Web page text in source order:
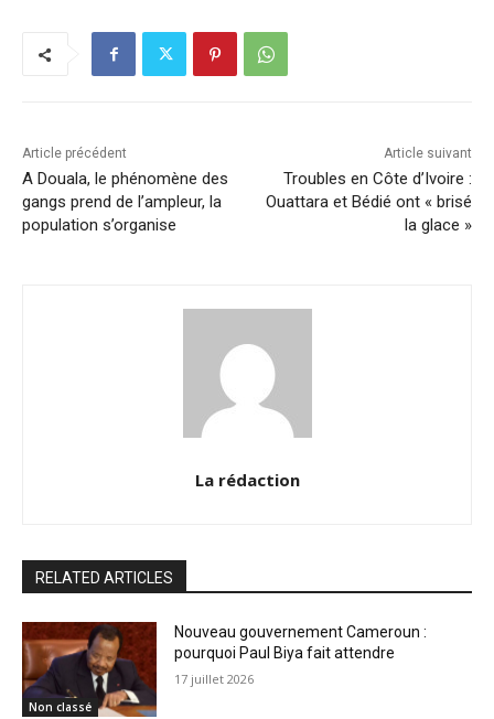
n p
p
n
Article précédent
A Douala, le phénomène des
gangs prend de l’ampleur, la
population s’organise
Article suivant
Troubles en Côte d’Ivoire :
Ouattara et Bédié ont « brisé
la glace »
La rédaction
RELATED ARTICLES
Non classé
Nouveau gouvernement Cameroun :
pourquoi Paul Biya fait attendre
17 juillet 2026